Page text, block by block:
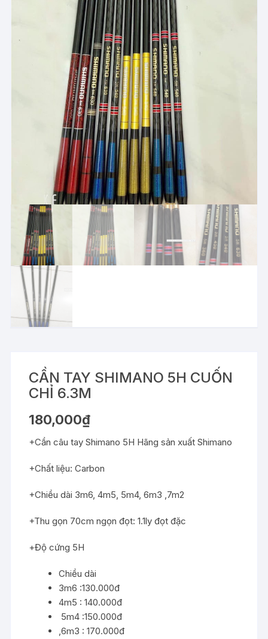
CẦN TAY SHIMANO 5H CUỐN
CHỈ 6.3M
180,000₫
+Cần câu tay Shimano 5H Hãng sản xuất Shimano
+Chất liệu: Carbon
+Chiều dài 3m6, 4m5, 5m4, 6m3 ,7m2
+Thu gọn 70cm ngọn đọt: 1.1ly đọt đặc
+Độ cứng 5H
Chiều dài
3m6 :130.000đ
4m5 : 140.000đ
5m4 :150.000đ
,6m3 : 170.000đ